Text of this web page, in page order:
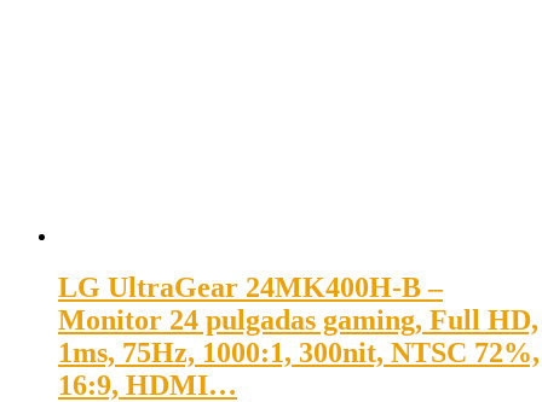
LG UltraGear 24MK400H-B –
Monitor 24 pulgadas gaming, Full HD,
1ms, 75Hz, 1000:1, 300nit, NTSC 72%,
16:9, HDMI…